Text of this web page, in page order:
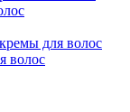
для волос
волос